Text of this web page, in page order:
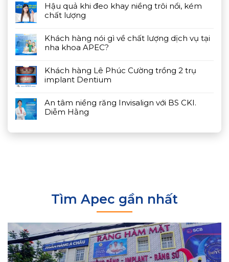
Hậu quả khi đeo khay niềng trôi nổi, kém
chất lượng
Khách hàng nói gì về chất lượng dịch vụ tại
nha khoa APEC?
Khách hàng Lê Phúc Cường trồng 2 trụ
implant Dentium
An tâm niềng răng Invisalign với BS CKI.
Diễm Hằng
Tìm Apec gần nhất